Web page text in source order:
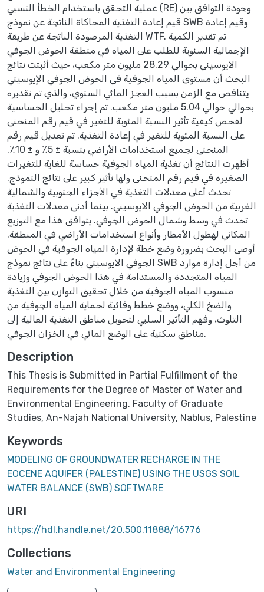
عملية التحقق باستخدام الخطأ النسبي (RE) وجودة التوافق بين
قيم إعادة التغذية المحاكاة الناتجة عن نموذج SWB وقيم إعادة
التغذية المرصودة الناتجة عن طريقة WTF. تم تقدير الكمية
الإجمالية السنوية للطلب على المياه في منطقة الحوض الجوفي
الايوسيني بحوالي 28.29 مليون متر مكعب، حيث أثبتت نتائج
البحث أن مستوى المياه الجوفية في الحوض الجوفي الإيوسيني
يتناقص مع الزمن بسبب العجز المائي السنوي، والذي تم تقديره
بحوالي حوالي 5.04 مليون متر مكعب. تم إجراء تحليل الحساسية
لفحص كيفية تأثير النسبة المئوية للتغير في قيم رقم المنحنى
على النسبة المئوية للتغير في إعادة التغذية. تم تعديل قيم رقم
المنحنى لجميع استخدامات الأراضي بنسبة ± 5٪ و ± 10٪.
أظهرت النتائج أن تغذية المياه الجوفية حساسة للغاية للتغيرات
الصغيرة في قيم رقم المنحنى ولها تأثير كبير على نتائج النموذج.
تحدث أعلى معدلات التغذية في الأجزاء الجنوبية والشمالية
الغربية من الحوض الجوفي الايوسيني. بينما أدنى معدلات التغذية
تحدث في وسط وشمال الحوض الجوفي. يتوافق هذا مع التوزيع
المكاني لهطول الأمطار وأنواع استخدامات الأراضي في المنطقة.
أوصى البحث بضرورة وضع خطة لإدارة المياه الجوفية في الحوض
الجوفي الايوسيني بناءً على نتائج نموذج SWB من أجل إدارة موارد
المياه المتجددة والمستدامة في هذا الحوض الجوفي وزيادة
منسوب المياه الجوفية من خلال تحقيق التوازن بين التغذية
والضخ الكلي، ووضع خطط وقائية لحماية المياه الجوفية من
التلوث، وفهم التأثير السلبي لتحويل مناطق التغذية العالية إلى
مناطق سكنية على الوضع المائي في الخزان الجوفي.
Description
This Thesis is Submitted in Partial Fulfillment of the
Requirements for the Degree of Master of Water and
Environmental Engineering, Faculty of Graduate
Studies, An-Najah National University, Nablus, Palestine
Keywords
MODELING OF GROUNDWATER RECHARGE IN THE
EOCENE AQUIFER (PALESTINE) USING THE USGS SOIL
WATER BALANCE (SWB) SOFTWARE
URI
https://hdl.handle.net/20.500.11888/16776
Collections
Water and Environmental Engineering